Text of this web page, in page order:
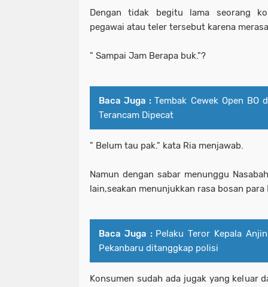
Dengan tidak begitu lama seorang
pegawai atau teler tersebut karena
" Sampai Jam Berapa buk."?
Baca Juga : Tembak Cewek Open BO
Terancam Dipecat
" Belum tau pak." kata Ria menjawab.
Namun dengan sabar menunggu
lain,seakan menunjukkan rasa bosan para
Baca Juga : Pelaku Teror Kepala
Pekanbaru ditanggkap polisi
Konsumen sudah ada jugak yang keluar